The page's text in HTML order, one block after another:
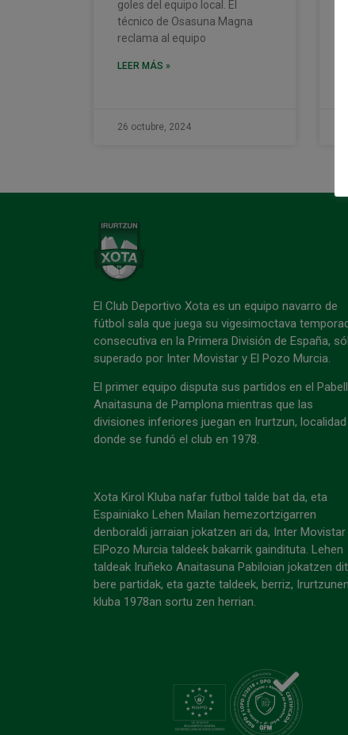
goles del equipo local. El
técnico de Osasuna Magna
reclama al equipo
LEER MÁS »
26 octubre, 2024
El Club Deportivo Xota es un equipo navarro de
fútbol sala que juega su vigesimoctava
consecutiva en la Primera División de España,
superado por Inter Movistar y El Pozo Murcia.
El primer equipo disputa sus partidos en el
Anaitasuna de Pamplona mientras que las
divisiones inferiores juegan en Irurtzun, localidad
donde se fundó el club en 1978.
Xota Kirol Kluba nafar futbol talde bat da, eta
Espainiako Lehen Mailan hemezortzigarren
denboraldi jarraian jokatzen ari da, Inter
ElPozo Murcia taldeek bakarrik gaindituta. Lehen
taldeak Iruñeko Anaitasuna Pabiloian jokatzen
bere partidak, eta gazte taldeek, berriz,
kluba 1978an sortu zen herrian.